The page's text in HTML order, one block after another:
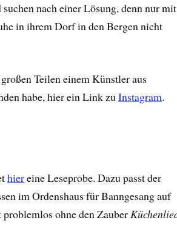
nach einer Lösung, denn nur mit
in ihrem Dorf in den Bergen nicht
Teilen einem Künstler aus
habe, hier ein Link zuInstagram.
hiereine Leseprobe. Dazu passt der
im Ordenshaus für Banngesang auf
ohne den Zauber